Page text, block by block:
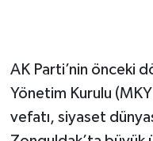
AK Parti’nin önceki
Yönetim Kurulu
vefatı, siyaset